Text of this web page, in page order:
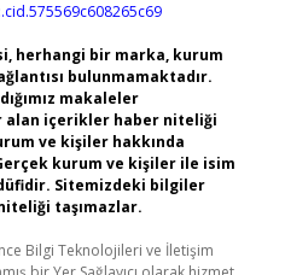
herhangi bir marka, kurum
bulunmamaktadır.
makaleler
alan içerikler haber niteliği
ve kişiler hakkında
kurum ve kişiler ile isim
Sitemizdeki bilgiler
taşımazlar.
Bilgi Teknolojileri ve İletişim